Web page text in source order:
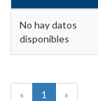
No hay datos
disponibles
« 1 »